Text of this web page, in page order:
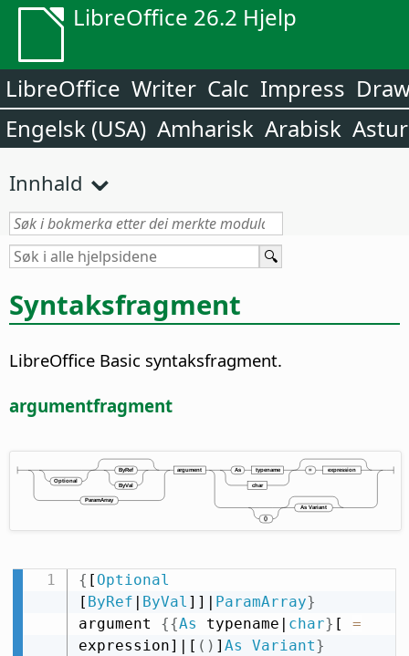
LibreOffice 26.2 Hjelp
LibreOffice Writer Calc Impress
Engelsk (USA) Amharisk Arabisk
Innhald
Syntaksfragment
LibreOffice Basic syntaksfragment.
argumentfragment
{ [ Optional
[ ByRef | ByVal ]]| ParamArray}
argument {{As typename| char} [ =
expression]|[ ( ) ] As Variant}